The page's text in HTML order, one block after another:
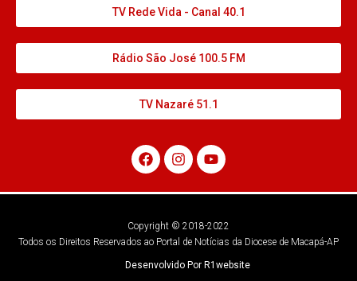
TV Rede Vida - Canal 40.1
Rádio São José 100.5 FM
TV Nazaré 51.1
Copyright © 2018-2022
Todos os Direitos Reservados ao Portal de Notícias da Diocese de Macapá-AP
Desenvolvido Por R1website